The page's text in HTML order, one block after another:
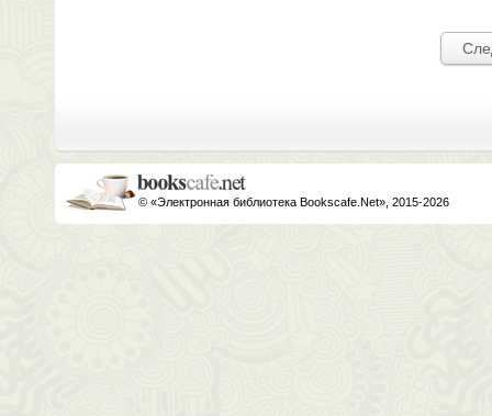
© «Электронная библиотека Bookscafe.Net», 2015-2026